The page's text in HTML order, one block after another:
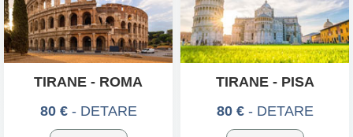
TIRANE - ROMA
80 € - DETARE
TIRANE - PISA
80 € - DETARE